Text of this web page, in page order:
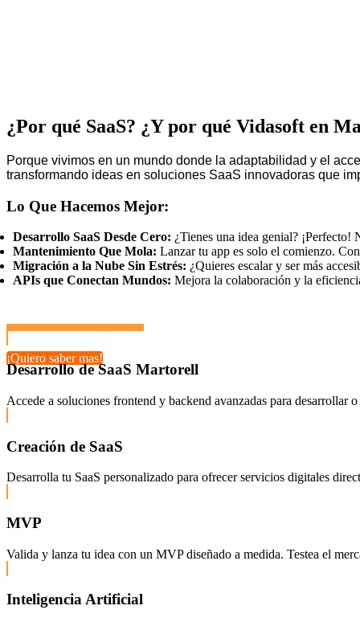
¿Por qué SaaS? ¿Y por qué Vidasoft en
Porque vivimos en un mundo donde la adaptabilidad y el
transformando ideas en soluciones SaaS innovadoras que
Lo Que Hacemos Mejor:
Desarrollo SaaS Desde Cero: ¿Tienes una idea genial?
Mantenimiento Que Mola: Lanzar tu app es solo el comienzo.
Migración a la Nube Sin Estrés: ¿Quieres escalar y ser más
APIs que Conectan Mundos: Mejora la colaboración y la
¡Quiero saber mas!
Desarrollo de SaaS Martorell
Accede a soluciones frontend y backend avanzadas para desarrollar
Creación de SaaS
Desarrolla tu SaaS personalizado para ofrecer servicios digitales
MVP
Valida y lanza tu idea con un MVP diseñado a medida. Testea el
Inteligencia Artificial